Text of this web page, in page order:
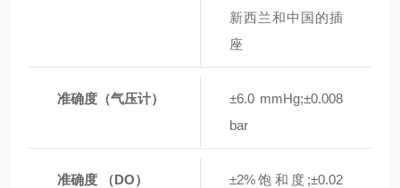
新西兰和中国的插
座
准确度（气压计）
±6.0 mmHg;±0.008
bar
准确度 （DO）
±2%饱和度;±0.02